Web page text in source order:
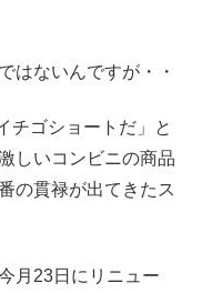
はないんですが・・
チゴショートだ」と
しいコンビニの商品
の貫禄が出てきたス
月23日にリニュー